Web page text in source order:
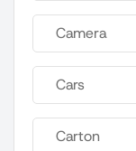
Camera
Cars
Carton